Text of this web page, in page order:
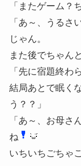
「またゲーム？
「あ～、うるさ
じゃん。
また後でちゃん
「先に宿題終わ
結局あとで眠く
う？？」
「あ～、お母さ
ね
いちいちごちゃ